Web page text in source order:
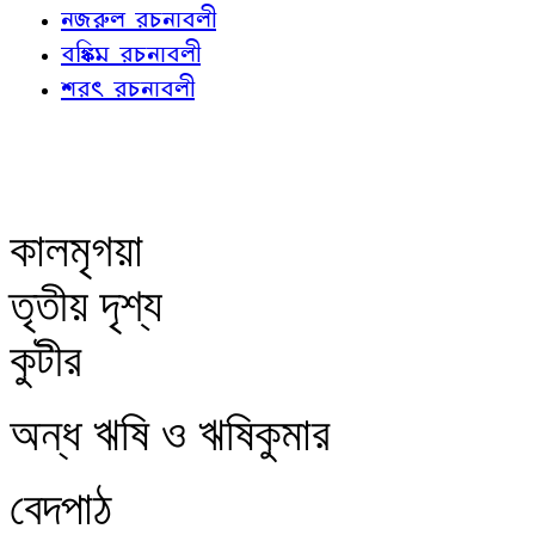
নজরুল রচনাবলী
বঙ্কিম রচনাবলী
শরৎ রচনাবলী
কালমৃগয়া
তৃতীয় দৃশ্য
কুটীর
অন্ধ ঋষি ও ঋষিকুমার
বেদপাঠ